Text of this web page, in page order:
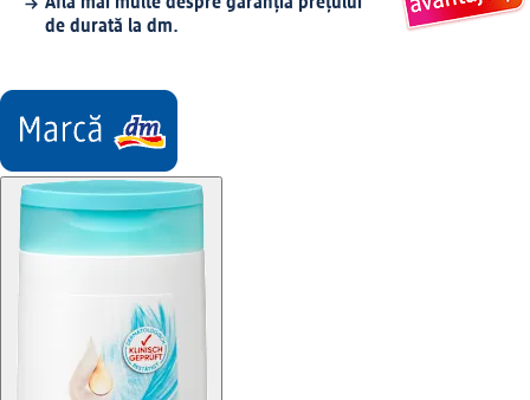
Află mai multe despre garanția prețului
de durată la dm.